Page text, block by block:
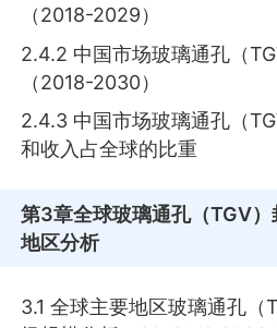
（2018-2029）
2.4.2 中国市场玻璃通孔（
（2018-2030）
2.4.3 中国市场玻璃通孔（
和收入占全球的比重
第3章全球玻璃通孔（TGV
地区分析
3.1 全球主要地区玻璃通孔（